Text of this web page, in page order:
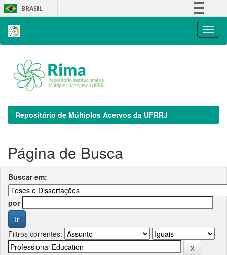
Skip
navigation
BRASIL
Repositório de Múltiplos Acervos da UFRRJ
Página de Busca
Buscar em:
por
Filtros correntes: